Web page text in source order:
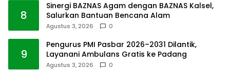
8
Sinergi BAZNAS Agam dengan BAZNAS Kalsel,
Salurkan Bantuan Bencana Alam
Agustus 3, 2026 0
9
Pengurus PMI Pasbar 2026–2031 Dilantik,
Layanani Ambulans Gratis ke Padang
Agustus 3, 2026 0